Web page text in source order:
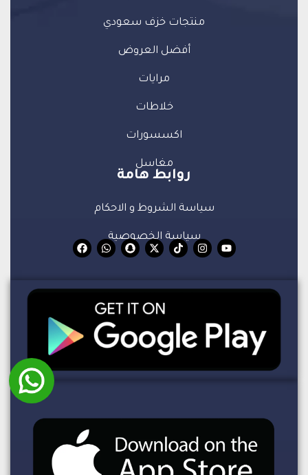
منتجات خزف سعودي
أفضل العروض
مرايات
خلاطات
اكسسورات
مغاسل
روابط هامة
سياسة الشروط و الاحكام
سياسة الخصوصية